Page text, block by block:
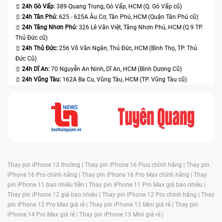
Đặc điểm/Sản
phẩm
Thay kính lưng
iPhone XS
Thay vỏ iPhone XS
Định nghĩa
phần mặt kính
phía sau (lưng),
giữ nguyên
khác.
kính + khung
sườn - thường bao
gồm cả vỏ bên ngoài
viền.
Nguyên nhân
Kính lưng bị
tróc lớp kính
nhưng khung
vẫn tốt.
vênh, mất ron chống
nước, hay muốn đổi
màu vỏ.
Không ảnh
24h Gò Vấp: 389 Quang Trung, Gò Vấp, HCM (Q. Gò Vấp cũ)
24h Tân Phú: 625 - 625A Âu Cơ, Tân Phú, HCM (Quận Tân Phú cũ)
24h Tăng Nhơn Phú: 326 Lê Văn Việt, Tăng Nhơn Phú, HCM (Q.9 TP.
Thủ Đức cũ)
24h Thủ Đức: 256 Võ Văn Ngân, Thủ Đức, HCM (Bình Thọ, TP. Thủ
Đức Cũ)
24h Dĩ An: 70 Nguyễn An Ninh, Dĩ An, HCM (Bình Dương Cũ)
24h Vũng Tàu: 162A Ba Cu, Vũng Tàu, HCM (TP. Vũng Tàu cũ)
Thay pin iPhone 13 thường | Thay pin iPhone 16 Plus chính hãng | Thay pin
iPhone 16 Pro chính hãng | Thay pin iPhone 16 Pro Max chính hãng | Thay
pin iPhone 11 bao nhiêu tiền | Thay pin iPhone 11 Pro Max giá bao nhiêu |
Thay pin iPhone 12 giá bao nhiêu | Thay pin iPhone 12 Pro chính hãng | Thay
pin iPhone 12 Pro Max giá rẻ | Thay pin iPhone 12 Mini giá rẻ | Thay pin
iPhone 14 Pro Max giá rẻ | Thay pin iPhone 13 Mini giá rẻ |